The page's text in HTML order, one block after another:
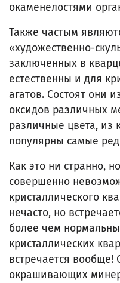
окаменелостями
Также частым
«художественно-
заключенных в
естественны и для
агатов. Состоят они
оксидов различных
различные цвета, из
популярны самые
Как это ни странно,
совершенно
кристаллического
нечасто, но
более чем
кристаллических
встречается вообще!
окрашивающих